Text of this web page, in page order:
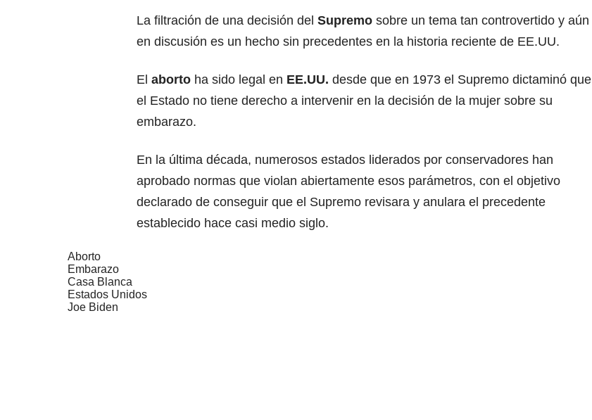
La filtración de una decisión del Supremo sobre un tema tan controvertido y aún
en discusión es un hecho sin precedentes en la historia reciente de EE.UU.
El aborto ha sido legal en EE.UU. desde que en 1973 el Supremo dictaminó que
el Estado no tiene derecho a intervenir en la decisión de la mujer sobre su
embarazo.
En la última década, numerosos estados liderados por conservadores han
aprobado normas que violan abiertamente esos parámetros, con el objetivo
declarado de conseguir que el Supremo revisara y anulara el precedente
establecido hace casi medio siglo.
Aborto
Embarazo
Casa Blanca
Estados Unidos
Joe Biden